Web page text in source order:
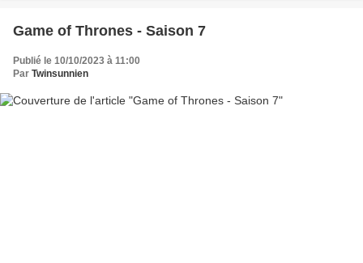
Game of Thrones - Saison 7
Publié le 10/10/2023 à 11:00
Par Twinsunnien